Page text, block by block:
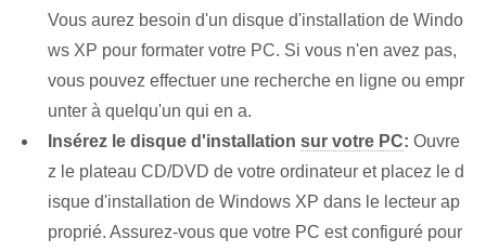
Vous aurez besoin d'un disque d'installation de Windo
ws XP pour formater votre PC. Si vous n'en avez pas,
vous pouvez effectuer une recherche en ligne ou empr
unter à quelqu'un qui en a.
Insérez le disque d'installation sur votre PC: Ouvre
z le plateau CD/DVD de votre ordinateur et placez le d
isque d'installation de Windows XP dans le lecteur ap
proprié. Assurez-vous que votre PC est configuré pour